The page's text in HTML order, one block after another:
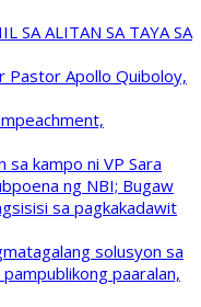
SA ALITAN SA TAYA SA
Pastor Apollo Quiboloy,
kampo ni VP Sara
ng NBI; Bugaw
sa pagkakadawit
solusyon sa
paaralan,